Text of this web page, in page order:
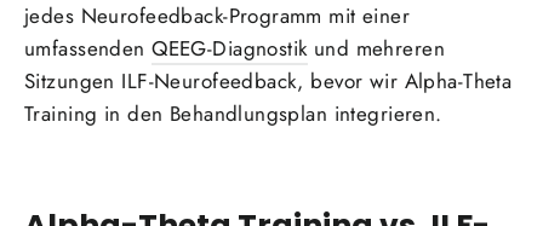
jedes Neurofeedback-Programm mit einer
umfassendenQEEG-Diagnostikund mehreren
Sitzungen ILF-Neurofeedback, bevor wir Alpha-Theta
Training in den Behandlungsplan integrieren.